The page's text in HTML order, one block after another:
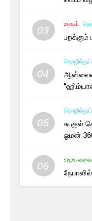
03
உலகம்
பறக்கும்
04
ஆன்லைன்
05
கூகுள்
ஓமன் 360
06
சமூக